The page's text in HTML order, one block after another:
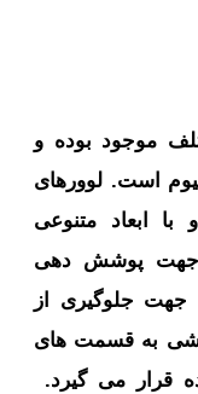
موجود بوده و
است. لوورهای
ابعاد متنوعی
جهت پوشش دهی
جلوگیری از
به قسمت های
قرار می گیرد.